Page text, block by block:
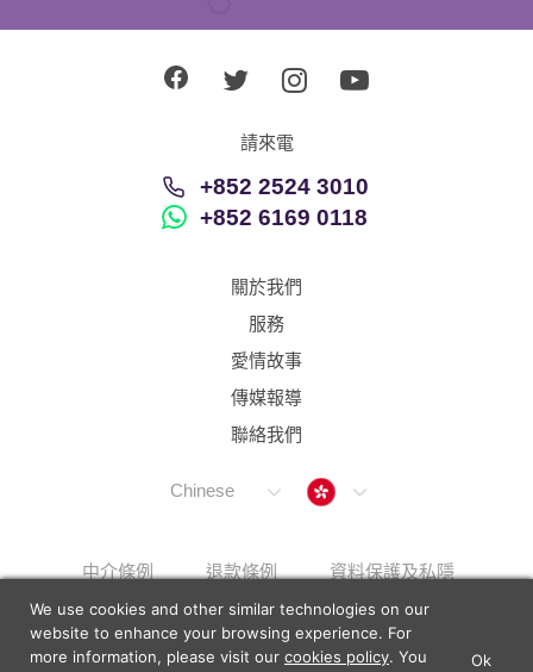
請來電
+852 2524 3010
+852 6169 0118
關於我們
服務
愛情故事
傳媒報導
聯絡我們
Chinese Hong Kong
中介條例 退款條例 資料保護及私隱
解決上訴步驟 Sitemap
We use cookies and other similar technologies on our
website to enhance your browsing experience. For
more information, please visit our cookies policy. You
Ok